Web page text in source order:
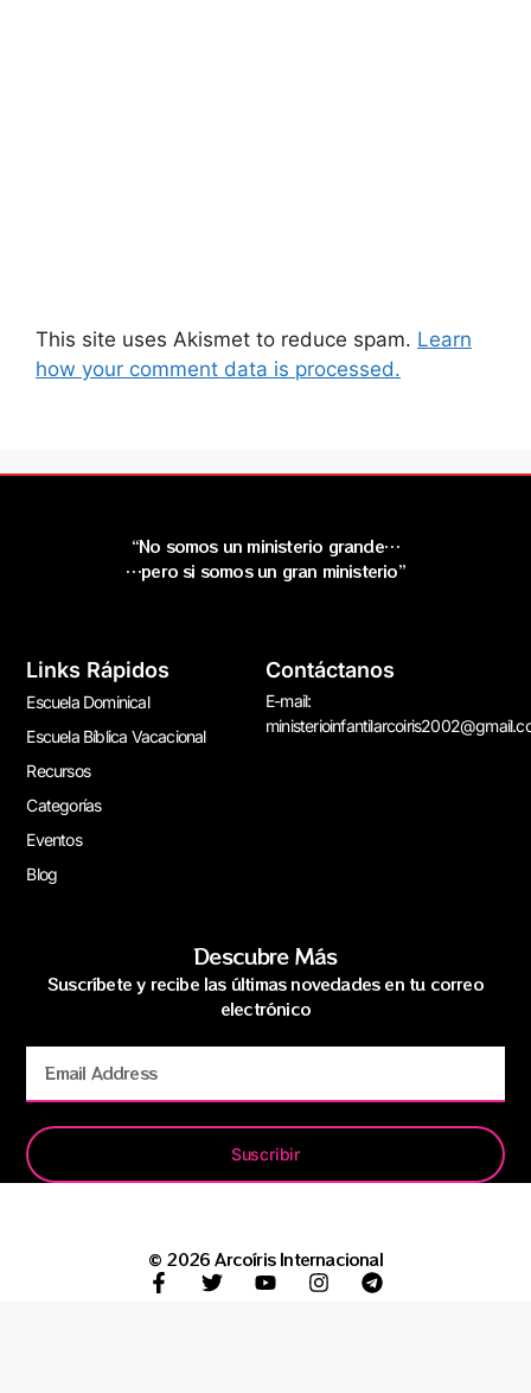
This site uses Akismet to reduce spam. Learn
how your comment data is processed.
“No somos un ministerio grande…
…pero si somos un gran ministerio”
Links Rápidos
Escuela Dominical
Escuela Bíblica Vacacional
Recursos
Categorías
Eventos
Blog
Contáctanos
E-mail:
Descubre Más
Suscríbete y recibe las últimas novedades en tu correo
electrónico
Suscribir
© 2026 Arcoíris Internacional